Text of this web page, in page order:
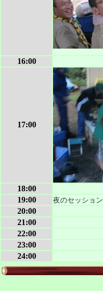
16:00
17:00
18:00
19:00
夜のセッション
20:00
21:00
22:00
23:00
24:00